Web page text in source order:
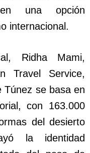
una opción
internacional.
Ridha Mami,
Travel Service,
Túnez se basa en
con 163.000
del desierto
la identidad